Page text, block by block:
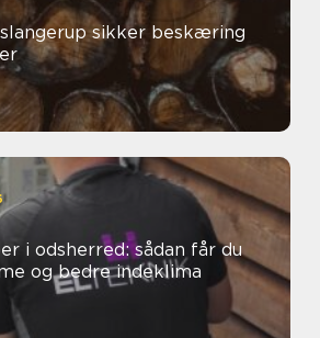
sikker beskæring
i odsherred: sådan får du
og bedre indeklima